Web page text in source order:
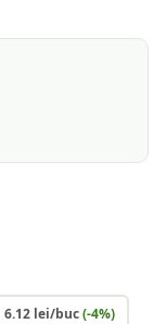
6.12lei/buc(-4%)